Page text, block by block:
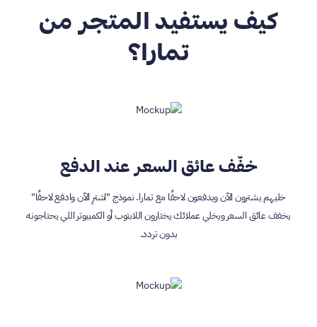
كيف يستفيد المتجر من
تمارا؟
خفّف عائق السعر عند الدفع
خليهم يشترون الآن ويدفعون لاحقًا مع تمارا. نموذج "اشترِ الآن وادفع لاحقًا"
يخفف عائق السعر ويخلي عملائك يختارون اللابتوب أو الكمبيوتر اللي يحتاجونه
بدون تردد.